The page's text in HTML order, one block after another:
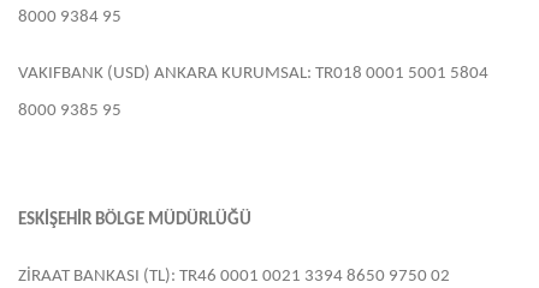
8000 9384 95
VAKIFBANK (USD) ANKARA KURUMSAL: TR018 0001 5001 5804
8000 9385 95
ESKİŞEHİR BÖLGE MÜDÜRLÜĞÜ
ZİRAAT BANKASI (TL): TR46 0001 0021 3394 8650 9750 02